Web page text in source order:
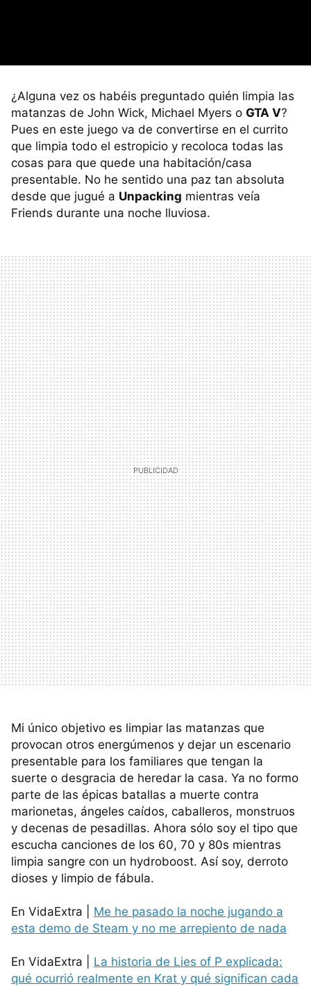
¿Alguna vez os habéis preguntado quién limpia las
matanzas de John Wick, Michael Myers o GTA V?
Pues en este juego va de convertirse en el currito
que limpia todo el estropicio y recoloca todas las
cosas para que quede una habitación/casa
presentable. No he sentido una paz tan absoluta
desde que jugué a Unpacking mientras veía
Friends durante una noche lluviosa.
Mi único objetivo es limpiar las matanzas que
provocan otros energúmenos y dejar un escenario
presentable para los familiares que tengan la
suerte o desgracia de heredar la casa. Ya no formo
parte de las épicas batallas a muerte contra
marionetas, ángeles caídos, caballeros, monstruos
y decenas de pesadillas. Ahora sólo soy el tipo que
escucha canciones de los 60, 70 y 80s mientras
limpia sangre con un hydroboost. Así soy, derroto
dioses y limpio de fábula.
En VidaExtra | Me he pasado la noche jugando a
esta demo de Steam y no me arrepiento de nada
En VidaExtra | La historia de Lies of P explicada:
qué ocurrió realmente en Krat y qué significan cada